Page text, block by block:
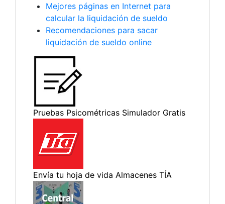
Mejores páginas en Internet para
calcular la liquidación de sueldo
Recomendaciones para sacar
liquidación de sueldo online